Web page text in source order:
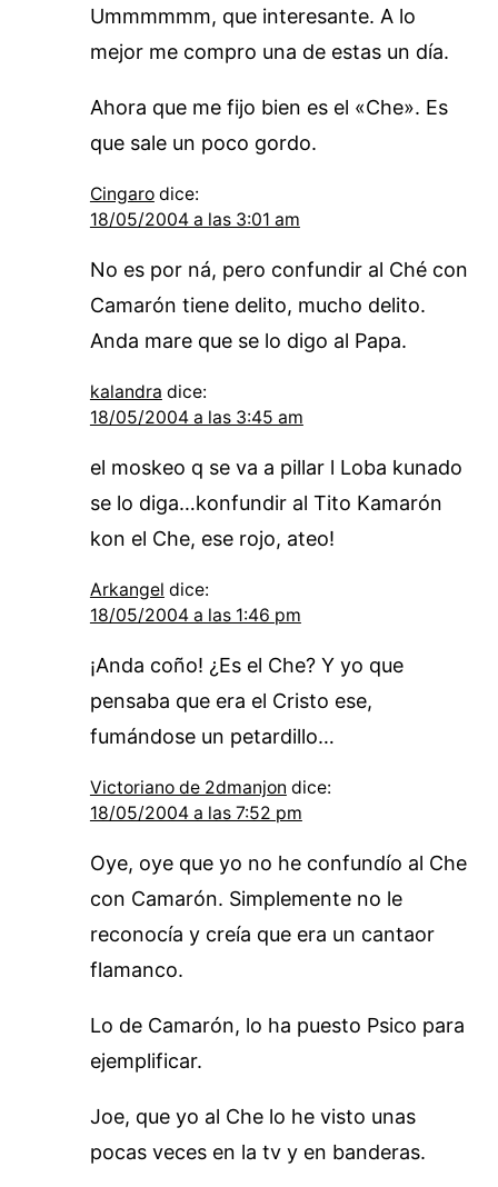
Ummmmmm, que interesante. A lo
mejor me compro una de estas un día.
Ahora que me fijo bien es el «Che». Es
que sale un poco gordo.
Cingaro dice:
18/05/2004 a las 3:01 am
No es por ná, pero confundir al Ché con
Camarón tiene delito, mucho delito.
Anda mare que se lo digo al Papa.
kalandra dice:
18/05/2004 a las 3:45 am
el moskeo q se va a pillar l Loba kunado
se lo diga…konfundir al Tito Kamarón
kon el Che, ese rojo, ateo!
Arkangel dice:
18/05/2004 a las 1:46 pm
¡Anda coño! ¿Es el Che? Y yo que
pensaba que era el Cristo ese,
fumándose un petardillo…
Victoriano de 2dmanjon dice:
18/05/2004 a las 7:52 pm
Oye, oye que yo no he confundío al Che
con Camarón. Simplemente no le
reconocía y creía que era un cantaor
flamanco.
Lo de Camarón, lo ha puesto Psico para
ejemplificar.
Joe, que yo al Che lo he visto unas
pocas veces en la tv y en banderas.